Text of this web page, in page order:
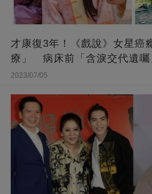
才康復3年！《戲說》女星癌
療」 病床前「含淚交代遺囑
2023/07/05